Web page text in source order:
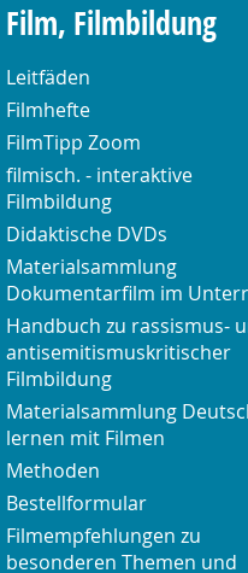
Film, Filmbildung
Leitfäden
Filmhefte
FilmTipp Zoom
filmisch. - interaktive
Filmbildung
Didaktische DVDs
Materialsammlung
Dokumentarfilm im
Handbuch zu rassismus-
antisemitismuskritischer
Filmbildung
Materialsammlung
lernen mit Filmen
Methoden
Bestellformular
Filmempfehlungen zu
besonderen Themen und